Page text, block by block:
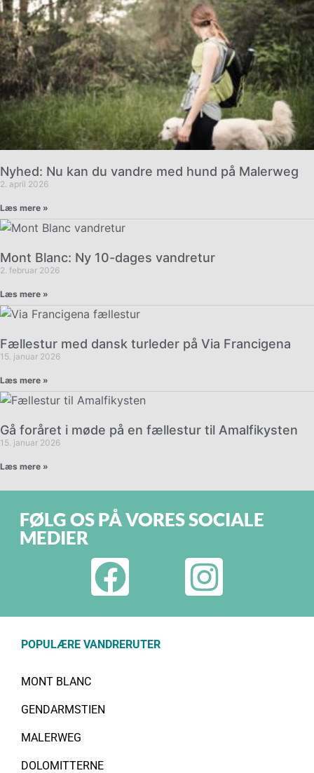
Nyhed: Nu kan du vandre med hund på Malerweg
2. april 2026
Læs mere »
Mont Blanc: Ny 10-dages vandretur
2. februar 2026
Læs mere »
Fællestur med dansk turleder på Via Francigena
15. januar 2026
Læs mere »
Gå foråret i møde på en fællestur til Amalfikysten
15. januar 2026
Læs mere »
FØLG OS PÅ VORES SOCIALE
MEDIER
POPULÆRE VANDRERUTER
MONT BLANC
GENDARMSTIEN
MALERWEG
DOLOMITTERNE